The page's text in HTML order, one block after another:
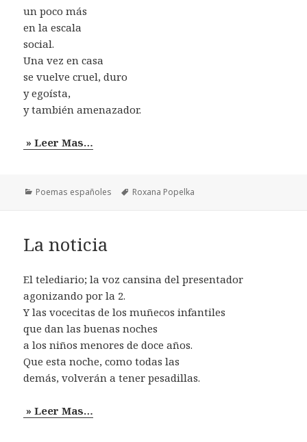
un poco más
en la escala
social.
Una vez en casa
se vuelve cruel, duro
y egoísta,
y también amenazador.
» Leer Mas…
Categorías
Poemas españoles Etiquetas
Roxana Popelka
La noticia
El telediario; la voz cansina del presentador
agonizando por la 2.
Y las vocecitas de los muñecos infantiles
que dan las buenas noches
a los niños menores de doce años.
Que esta noche, como todas las
demás, volverán a tener pesadillas.
» Leer Mas…